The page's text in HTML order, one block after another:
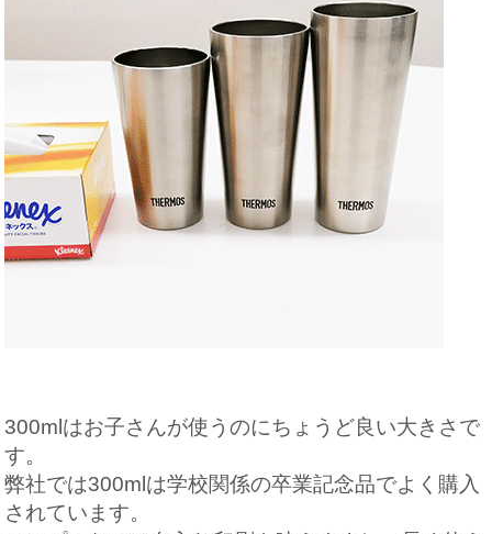
300mlはお子さんが使うのにちょうど良い大きさで
す。
弊社では300mlは学校関係の卒業記念品でよく購入
されています。